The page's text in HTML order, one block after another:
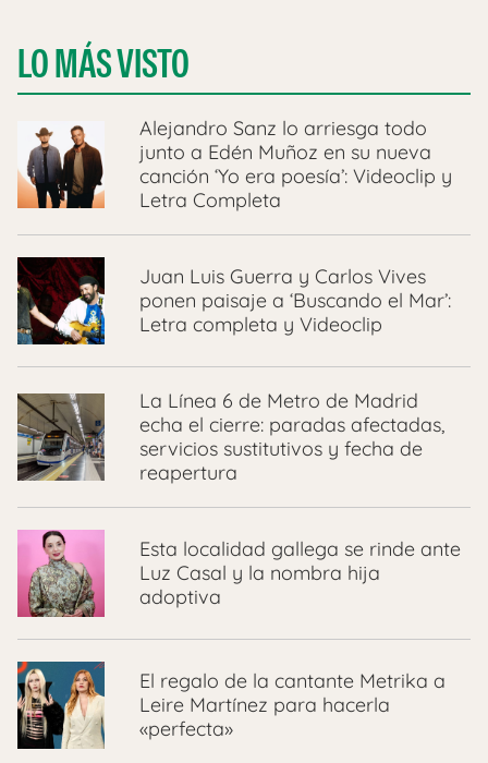
LO MÁS VISTO
Alejandro Sanz lo arriesga todo
junto a Edén Muñoz en su nueva
canción ‘Yo era poesía’: Videoclip y
Letra Completa
Juan Luis Guerra y Carlos Vives
ponen paisaje a ‘Buscando el Mar’:
Letra completa y Videoclip
La Línea 6 de Metro de Madrid
echa el cierre: paradas afectadas,
servicios sustitutivos y fecha de
reapertura
Esta localidad gallega se rinde ante
Luz Casal y la nombra hija
adoptiva
El regalo de la cantante Metrika a
Leire Martínez para hacerla
«perfecta»